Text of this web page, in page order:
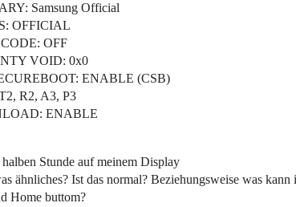
Samsung Official
OFFICIAL
OFF
VOID: 0x0
ENABLE (CSB)
R2, A3, P3
ENABLE
Stunde auf meinem Display
ähnliches? Ist das normal? Beziehungsweise was kann
Home buttom?